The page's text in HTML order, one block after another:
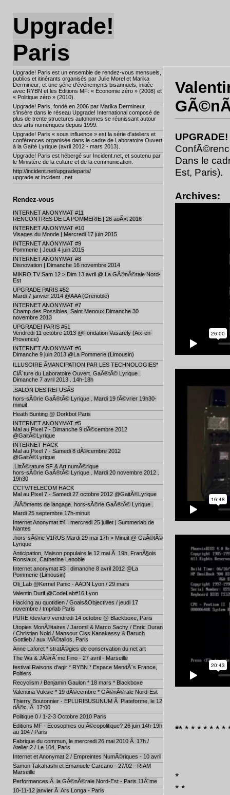
Upgrade!
Paris
Upgrade! Paris est un ensemble de rendez-vous mensuels,
publics et itinérants organisés par Julie Morel et Marika
Dermineur; et une série d'événements bisannuels, initiée
avec RYBN et les Éditions MF: « Économie zéro » (2008) et
« Politique zéro » (2010).
Upgrade! Paris, fondé en 2006 par Marika Dermineur,
s'insère dans le réseau Upgrade! International composé de
plus de trente structures autonomes se réunissant autour
des arts numériques depuis 1999.
Upgrade! Paris « sous influence » est la série d'ateliers et
conférences organisée dans le cadre de Laboratoire Ouvert
à la Gaîté Lyrique (avril 2012 - mars 2013).
Upgrade! Paris est hébergé sur Incident.net, et soutenu par
le Ministère de la culture et de la communication.
http://incident.net/upgradeparis/
upgrade at incident . net
Rendez-vous
INTERNET ANONYMAT #11
RENCONTRES DE LA POMMERIE | 26 aoÃ»t 2016
INTERNET ANONYMAT #10
Visages du Monde | Mercredi 17 juin 2015
INTERNET ANONYMAT #9
Pommerie | Jeudi 4 juin 2015
INTERNET ANONYMAT #8
Disnovation | Dimanche 16 novembre 2014
MIKRO.TV Sam 12 > Dim 13 avril @ La GÃ©nÃ©rale Nord-
Est
UPGRADE PARIS #52
Mardi 7 janvier 2014 @AAA (Grenoble)
INTERNET ANONYMAT #7
Champ des Possibles, Saint Menoux Dimanche 30
novembre 2013
UPGRADE! PARIS #51
Vendredi 11 octobre 2013 @Fondation Vasarely (Aix-en-
Provence)
INTERNET ANONYMAT #6
Dimanche 9 juin 2013 @La Pommerie (Limousin)
ILLUSOIRE ÃMANCIPATION PAR LES TECHNOLOGIES*
ClÃ´ture du Laboratoire Ouvert. GaÃ®tÃ© Lyrique .
Dimanche 7 avril 2013 . 14h-18h
.SALON DES REFUSÃS
hors-sÃ©rie GaÃ®tÃ© Lyrique . Mardi 19 fÃ©vrier 19h30-
minuit
Heath Bunting @ Dorkbot Paris
INTERNET ANONYMAT #5
Mal au Pixel 7 - Dimanche 9 dÃ©cembre 2012
@GaitÃ©Lyrique
INTERNET HACK
Mal au Pixel 7 - Samedi 8 dÃ©cembre 2012
@GaitÃ©Lyrique
.LittÃ©rature SF & Art numÃ©rique
hors-sÃ©rie GaÃ®tÃ© Lyrique . Mardi 20 novembre 2012 .
19h30
CCTV/TELECOM HACK
Mal au Pixel 7 - Samedi 27 octobre 2012 @GaitÃ©Lyrique
.ÃlÃ©ments de langage. hors-sÃ©rie GaÃ®tÃ© Lyrique .
Mardi 25 septembre 17h-minuit
Internet Anonymat #4 | mercredi 25 juillet | Summerlab de
Nantes
.hors-sÃ©rie V1RUS Mardi 29 mai 17h > Minuit @ GaÃ®tÃ©
Lyrique
Anticipation, Maison populaire le 12 mai Ã 19h, FranÃ§ois
Ronsiaux, Catherine Lenoble
Internet anonymat #3 | dimanche 8 avril 2012 @La
Pommerie (Limousin)
Oli_Lab @Kernel Panic - AADN Lyon / 29 mars
Valentin Durif @CodeLab#16 Lyon
Hacking au quotidien / Goals&Objectives / jeudi 17
novembre / tmp/lab Paris
PURE /dev/art/ vendredi 14 octobre @ Blackboxe, Paris
Utopies MonÃ©taires / Jaromil & Marco Sachy / Enric Duran
/ Christian Nold / Mansour Ciss Kanakassy & Baruch
Gottlieb / aux MÃ©tallos, Paris
Anne Laforet * stratÃ©gies de conservation du net art
The Wa & JÃ©rÃ´me Fino - 27 avril - Marseille
festival Raisons d'agir * RYBN * Espace MendÃ¨s France,
Poitiers
Recyclism / Benjamin Gaulon * 18 mars * Blackboxe
Valentina Vuksic * 19 dÃ©cembre * GÃ©nÃ©rale Nord-Est
Thierry Boutonnier - EPLURIBUSUNUM Ã Plateforme, le 12
dÃ©c. Ã 17:00
Politique 0 / 1-2-3 Octobre 2010 Paris
Editions MF - Ecosophies ou Ã©copolitique? 26 juin 14h-19h
au 104 / Paris
Fabrique du commun, le mercredi 26 mai 2010 Ã 17h /
Atelier 2 / Le 104, Paris
Internet et Anonymat 2 / Empreintes NumÃ©riques - 10 avril
Samon Takahashi et Emanuele Carcano - 27/02 - RIAM
Marseille
Performances Ã la GÃ©nÃ©rale Nord-Est - Paris 11Ã¨me
10-11-12 janvier Ã Ars Longa - Paris
Dans le
Est, Paris).
Archives:
** * * * * * * *
*
* *